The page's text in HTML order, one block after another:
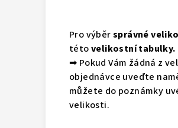
Pro výběrsprávné
tétovelikostní tabulky.
➡ Pokud Vám žádná z
objednávce uveďte
můžete do poznámky
velikosti.